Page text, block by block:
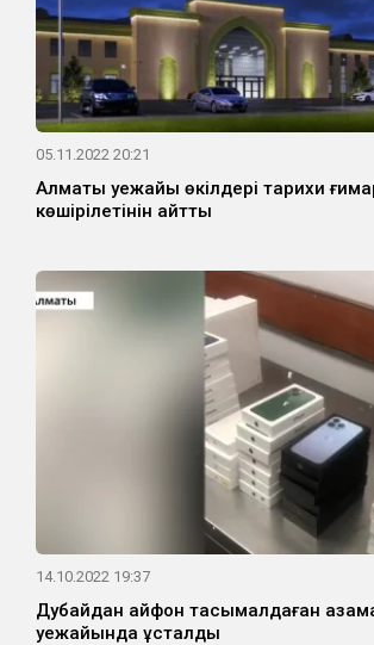
05.11.2022 20:21
Алматы әуежайы өкілдері тарихи
көшірілетінін айтты
14.10.2022 19:37
Дубайдан айфон тасымалдаған
әуежайында ұсталды